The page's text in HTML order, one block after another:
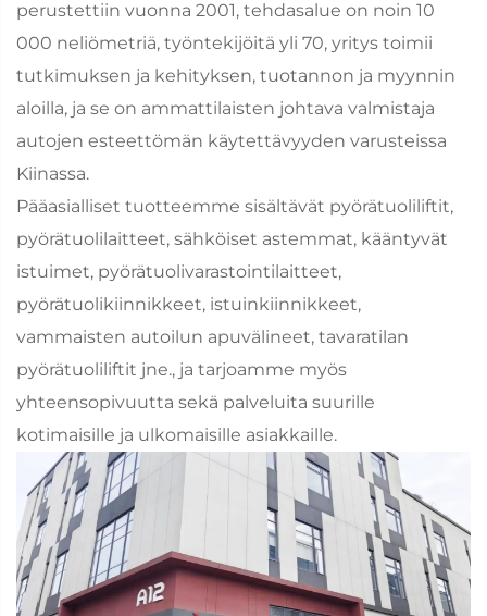
perustettiin vuonna 2001, tehdasalue on noin 10
000 neliömetriä, työntekijöitä yli 70, yritys toimii
tutkimuksen ja kehityksen, tuotannon ja myynnin
aloilla, ja se on ammattilaisten johtava valmistaja
autojen esteettömän käytettävyyden varusteissa
Kiinassa.
Pääasialliset tuotteemme sisältävät pyörätuoliliftit,
pyörätuolilaitteet, sähköiset astemmat, kääntyvät
istuimet, pyörätuolivarastointilaitteet,
pyörätuolikiinnikkeet, istuinkiinnikkeet,
vammaisten autoilun apuvälineet, tavaratilan
pyörätuoliliftit jne., ja tarjoamme myös
yhteensopivuutta sekä palveluita suurille
kotimaisille ja ulkomaisille asiakkaille.